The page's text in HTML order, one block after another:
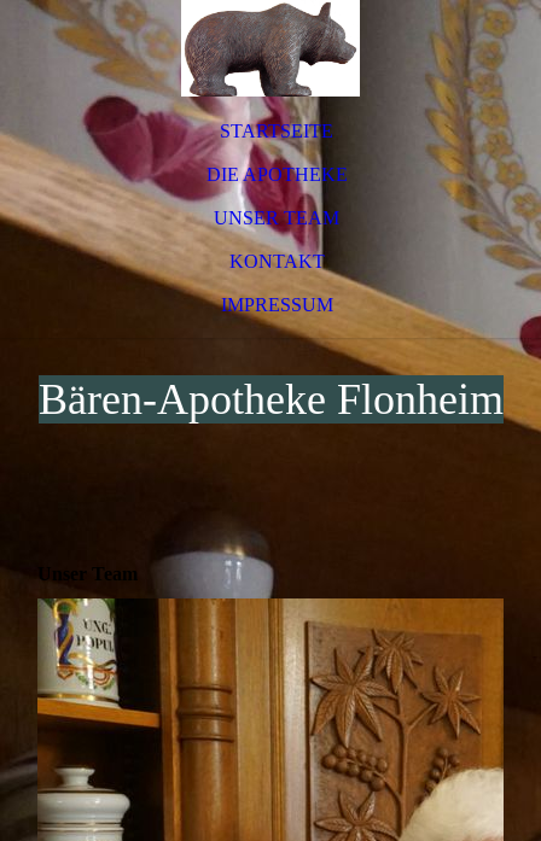
STARTSEITE
DIE APOTHEKE
UNSER TEAM
KONTAKT
IMPRESSUM
Bären-Apotheke Flonheim
Unser Team